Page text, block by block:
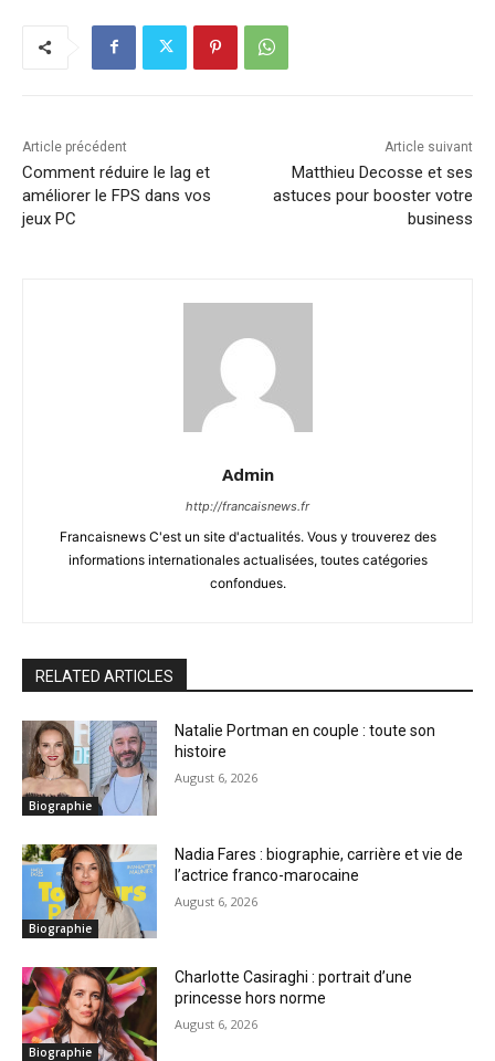
Article précédent
Comment réduire le lag et
améliorer le FPS dans vos
jeux PC
Article suivant
Matthieu Decosse et ses
astuces pour booster votre
business
Admin
http://francaisnews.fr
Francaisnews C'est un site d'actualités. Vous y trouverez des
informations internationales actualisées, toutes catégories
confondues.
RELATED ARTICLES
Biographie
Natalie Portman en couple : toute son
histoire
August 6, 2026
Biographie
Nadia Fares : biographie, carrière et vie de
l’actrice franco-marocaine
August 6, 2026
Biographie
Charlotte Casiraghi : portrait d’une
princesse hors norme
August 6, 2026